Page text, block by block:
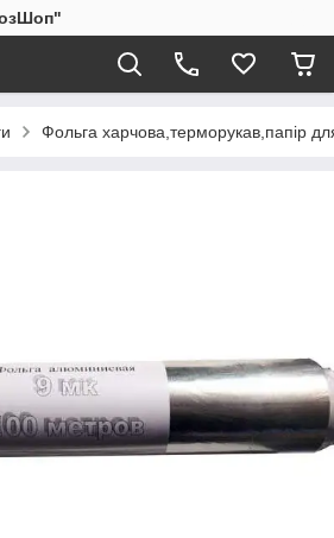
Фольга харчова,терморукав,папір